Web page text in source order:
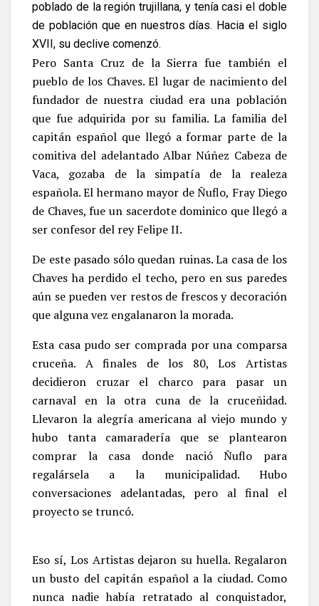
poblado de la región trujillana, y tenía casi el doble
de población que en nuestros días. Hacia el siglo
XVII, su declive comenzó.
Pero Santa Cruz de la Sierra fue también el
pueblo de los Chaves. El lugar de nacimiento del
fundador de nuestra ciudad era una población
que fue adquirida por su familia. La familia del
capitán español que llegó a formar parte de la
comitiva del adelantado Albar Núñez Cabeza de
Vaca, gozaba de la simpatía de la realeza
española. El hermano mayor de Ñuflo, Fray Diego
de Chaves, fue un sacerdote dominico que llegó a
ser confesor del rey Felipe II.
De este pasado sólo quedan ruinas. La casa de los
Chaves ha perdido el techo, pero en sus paredes
aún se pueden ver restos de frescos y decoración
que alguna vez engalanaron la morada.
Esta casa pudo ser comprada por una comparsa
cruceña. A finales de los 80, Los Artistas
decidieron cruzar el charco para pasar un
carnaval en la otra cuna de la cruceñidad.
Llevaron la alegría americana al viejo mundo y
hubo tanta camaradería que se plantearon
comprar la casa donde nació Ñuflo para
regalársela a la municipalidad. Hubo
conversaciones adelantadas, pero al final el
proyecto se truncó.
Eso sí, Los Artistas dejaron su huella. Regalaron
un busto del capitán español a la ciudad. Como
nunca nadie había retratado al conquistador,